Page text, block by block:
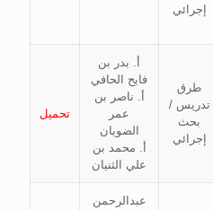
إجرائي
طرق
تدريس /
بحث
إجرائي
أ. بدر بن
فايح الحافي
أ. ناصر بن
عمر
الضويان
أ. محمد بن
علي الثنيان
تحميل
عبدالرحمن